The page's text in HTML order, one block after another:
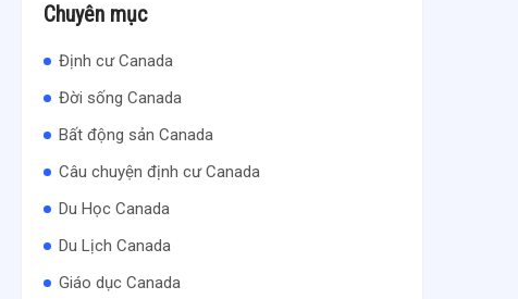
Chuyên mục
Định cư Canada
Đời sống Canada
Bất động sản Canada
Câu chuyện định cư Canada
Du Học Canada
Du Lịch Canada
Giáo dục Canada